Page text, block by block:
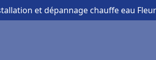
et dépannage chauffe eau